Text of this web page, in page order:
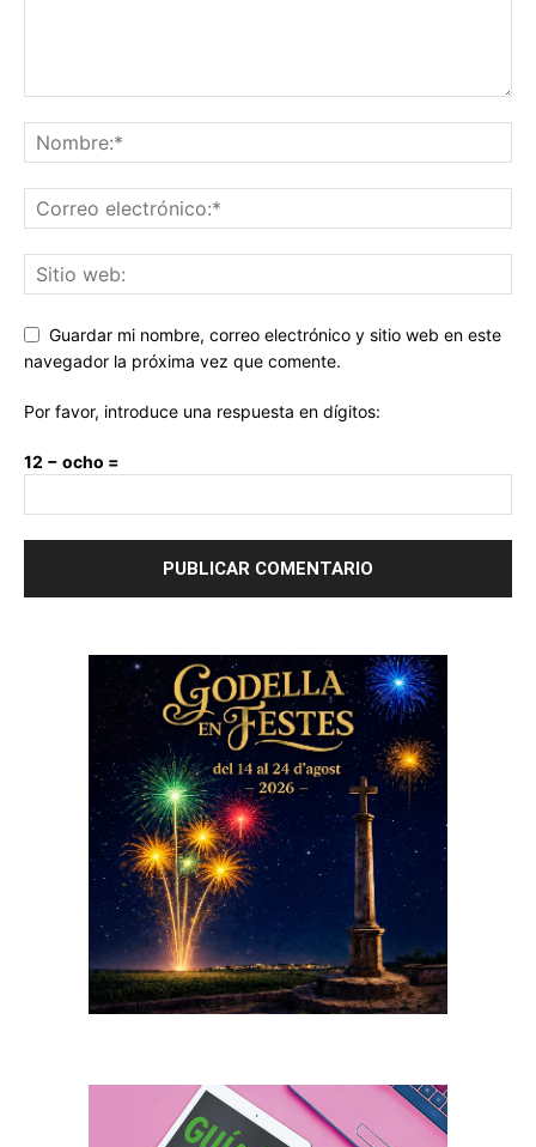
Guardar mi nombre, correo electrónico y sitio web en este
navegador la próxima vez que comente.
Por favor, introduce una respuesta en dígitos:
12 − ocho =